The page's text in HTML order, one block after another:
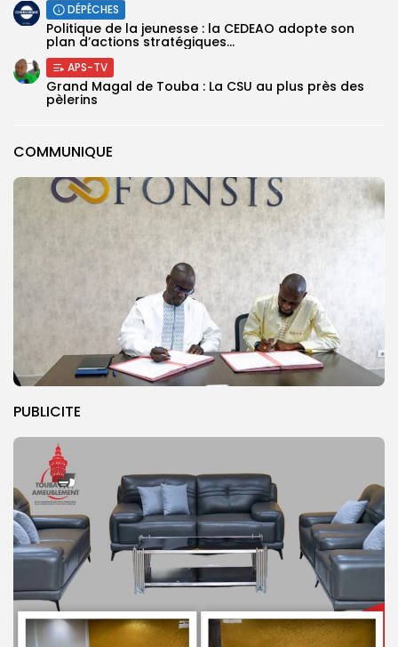
COMMUNIQUE
PUBLICITE
DÉPÊCHES
Politique de la jeunesse : la CEDEAO adopte son
plan d’actions stratégiques...
APS-TV
Grand Magal de Touba : La CSU au plus près des
pèlerins